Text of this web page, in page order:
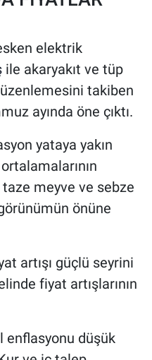
elektrik
ile akaryakıt ve tüp
takiben
ayında öne çıktı.
yataya yakın
meyve ve sebze
önüne
artışı güçlü seyrini
fiyat artışlarının
düşük